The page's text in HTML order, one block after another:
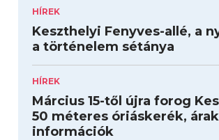
HÍREK
Keszthelyi Fenyves-allé, a
a történelem sétánya
HÍREK
Március 15-től újra forog
50 méteres óriáskerék,
információk